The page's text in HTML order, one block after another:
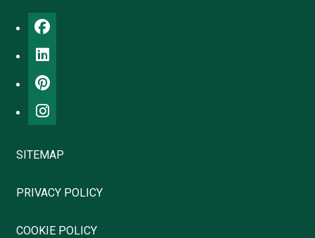
SITEMAP
PRIVACY POLICY
COOKIE POLICY